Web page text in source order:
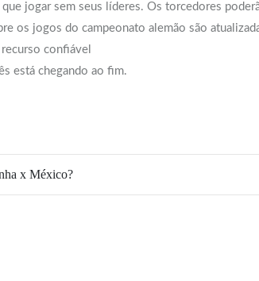
jogar sem seus líderes. Os torcedores
os jogos do campeonato alemão são
confiável
está chegando ao fim.
x México?